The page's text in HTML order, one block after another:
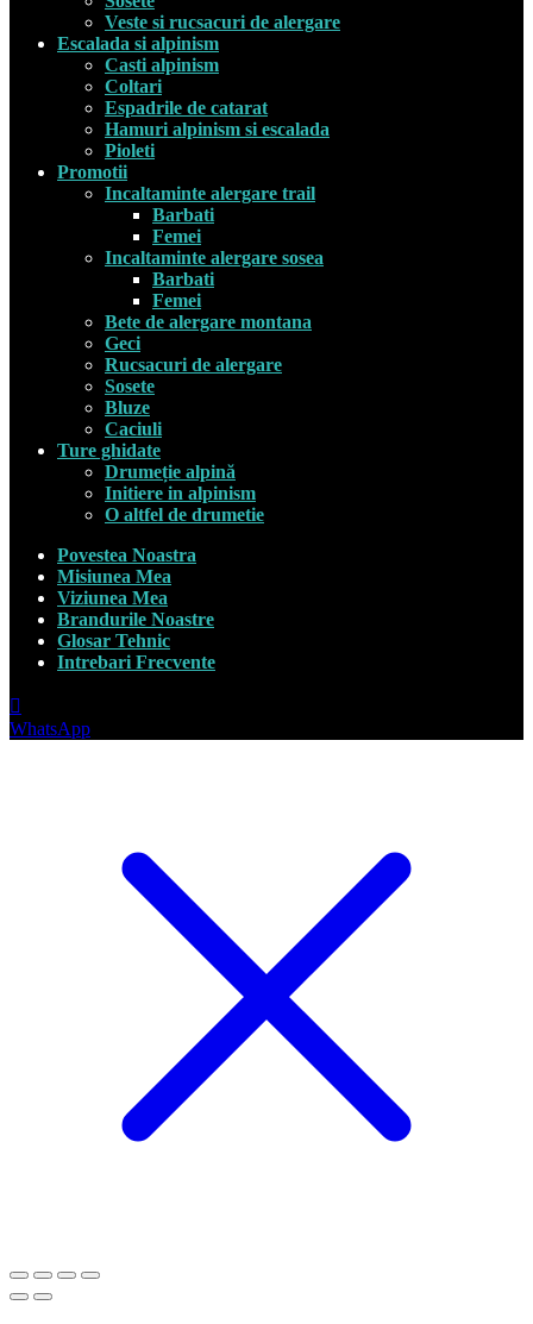
Veste si rucsacuri de alergare
Escalada si alpinism
Casti alpinism
Coltari
Espadrile de catarat
Hamuri alpinism si escalada
Pioleti
Promotii
Incaltaminte alergare trail
Barbati
Femei
Incaltaminte alergare sosea
Barbati
Femei
Bete de alergare montana
Geci
Rucsacuri de alergare
Sosete
Bluze
Caciuli
Ture ghidate
Drumeție alpină
Initiere in alpinism
O altfel de drumetie
Povestea Noastra
Misiunea Mea
Viziunea Mea
Brandurile Noastre
Glosar Tehnic
Intrebari Frecvente
WhatsApp